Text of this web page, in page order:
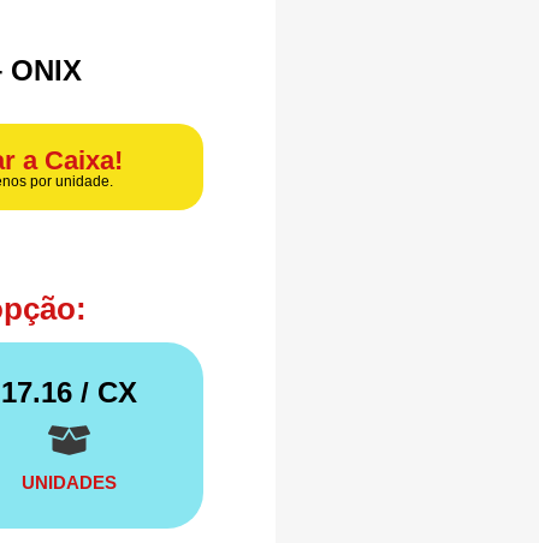
ONIX
a Caixa!
por unidade.
17.16 / CX
UNIDADES